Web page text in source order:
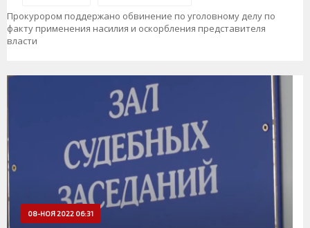
Прокурором поддержано обвинение по уголовному делу по
факту применения насилия и оскорбления представителя
власти
08-НОЯ 2022 06:31